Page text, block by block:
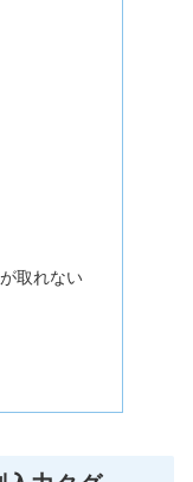
取れない